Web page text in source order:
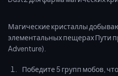
Магические кристаллы
элементальных пещерах Пути
Adventure).
Победите 5 групп мобов,